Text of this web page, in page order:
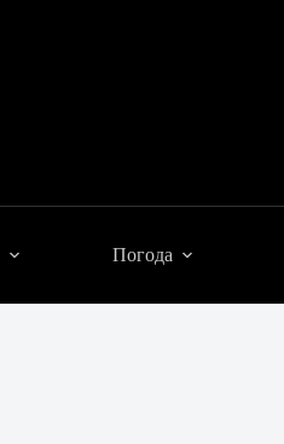
Погода